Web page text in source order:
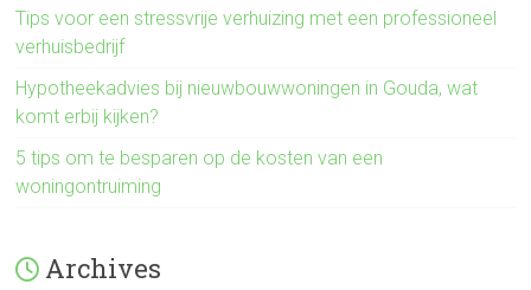
Tips voor een stressvrije verhuizing met een professioneel
verhuisbedrijf
Hypotheekadvies bij nieuwbouwwoningen in Gouda, wat
komt erbij kijken?
5 tips om te besparen op de kosten van een
woningontruiming
Archives